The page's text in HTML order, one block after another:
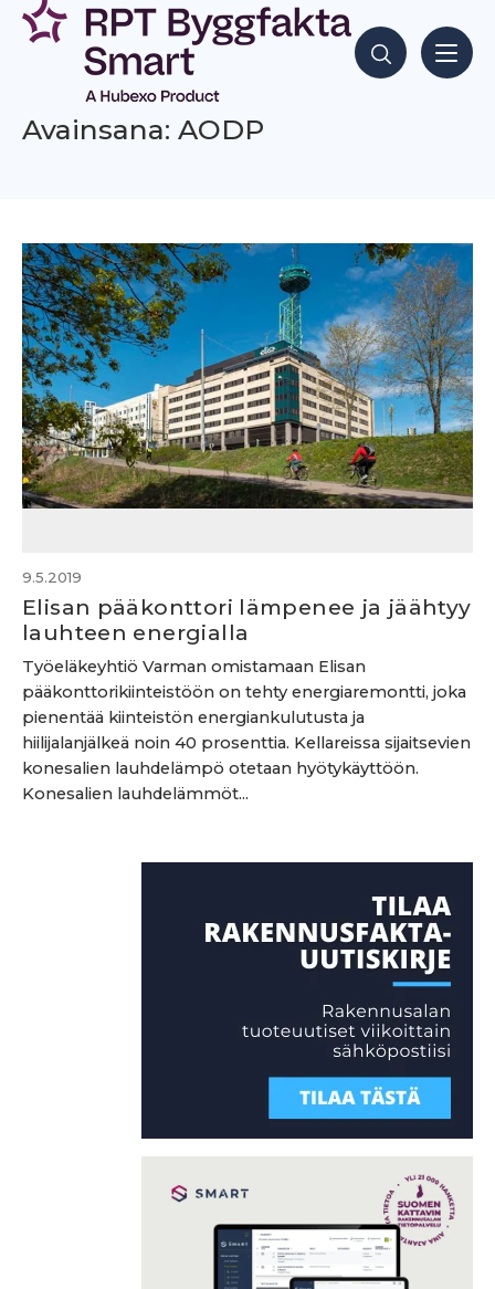
Siirry
sisältöön
Hae sisältöjä
Avainsana: AODP
9.5.2019
Elisan pääkonttori lämpenee ja jäähtyy
lauhteen energialla
Työeläkeyhtiö Varman omistamaan Elisan
pääkonttorikiinteistöön on tehty energiaremontti, joka
pienentää kiinteistön energiankulutusta ja
hiilijalanjälkeä noin 40 prosenttia. Kellareissa sijaitsevien
konesalien lauhdelämpö otetaan hyötykäyttöön.
Konesalien lauhdelämmöt...